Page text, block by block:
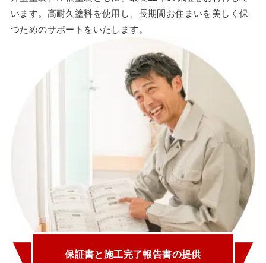
います。高耐久塗料を使用し、長期間お住まいを美しく保
つためのサポートをいたします。
保証書と施工完了報告書の提供